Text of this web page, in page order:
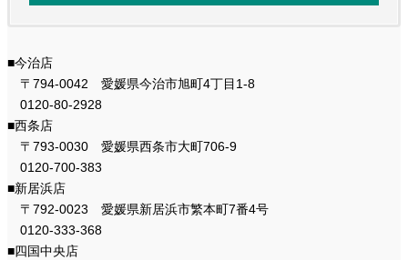
■今治店
〒794-0042 愛媛県今治市旭町4丁目1-8
0120-80-2928
■西条店
〒793-0030 愛媛県西条市大町706-9
0120-700-383
■新居浜店
〒792-0023 愛媛県新居浜市繁本町7番4号
0120-333-368
■四国中央店